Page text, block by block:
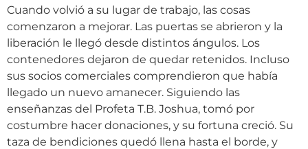
Cuando volvió a su lugar de trabajo, las cosas
comenzaron a mejorar. Las puertas se abrieron y la
liberación le llegó desde distintos ángulos. Los
contenedores dejaron de quedar retenidos. Incluso
sus socios comerciales comprendieron que había
llegado un nuevo amanecer. Siguiendo las
enseñanzas del Profeta T.B. Joshua, tomó por
costumbre hacer donaciones, y su fortuna creció. Su
taza de bendiciones quedó llena hasta el borde, y